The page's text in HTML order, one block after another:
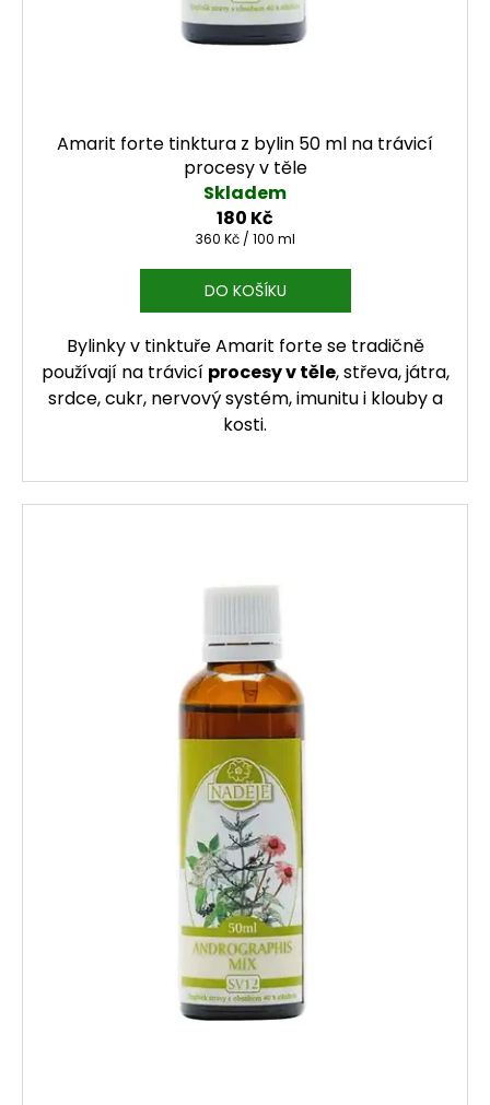
Amarit forte tinktura z bylin 50 ml na trávicí
procesy v těle
Skladem
180 Kč
Měrná cena:
360 Kč / 100 ml
DO KOŠÍKU
Bylinky v tinktuře Amarit forte se tradičně
používají na trávicí procesy v těle, střeva, játra,
srdce, cukr, nervový systém, imunitu i klouby a
kosti.